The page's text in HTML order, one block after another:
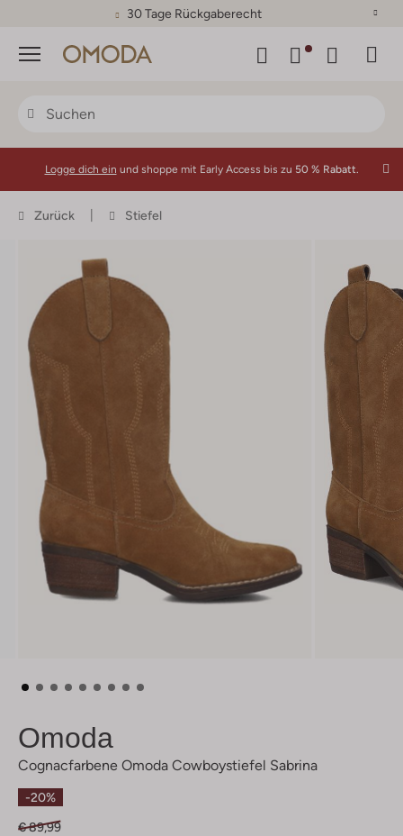
30 Tage Rückgaberecht
Menü
Logge dich ein und shoppe mit Early Access bis zu 50 % Rabatt.
Zurück Stiefel
Omoda
Cognacfarbene Omoda Cowboystiefel Sabrina
-20%
€ 89,99